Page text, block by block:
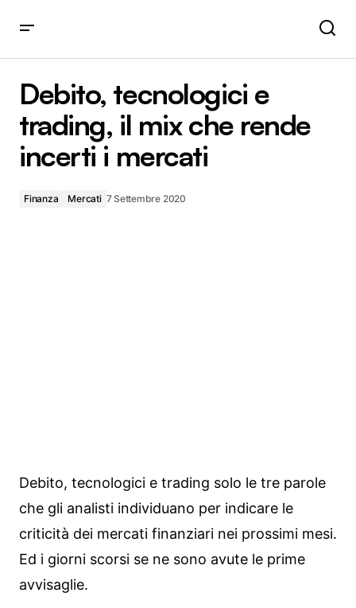
mercati
Debito, tecnologici e
trading, il mix che rende
incerti i mercati
Finanza Mercati 7 Settembre 2020
Debito, tecnologici e trading solo le tre parole
che gli analisti individuano per indicare le
criticità dei mercati finanziari nei prossimi mesi.
Ed i giorni scorsi se ne sono avute le prime
avvisaglie.